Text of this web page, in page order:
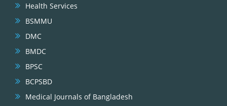
Health Services
BSMMU
DMC
BMDC
BPSC
BCPSBD
Medical Journals of Bangladesh